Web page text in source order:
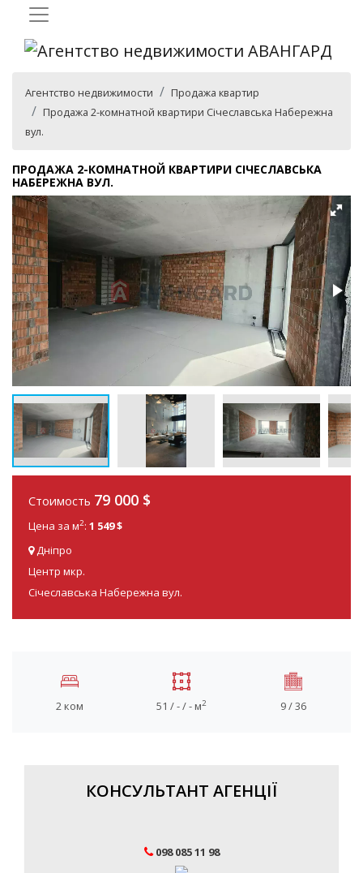
Агентство недвижимости
Продажа квартир
Продажа 2-комнатной квартири Січеславська Набережна
вул.
ПРОДАЖА 2-КОМНАТНОЙ КВАРТИРИ СІЧЕСЛАВСЬКА
НАБЕРЕЖНА ВУЛ.
Стоимость 79 000 $
Цена за м2: 1 549 $
Дніпро
Центр мкр.
Січеславська Набережна вул.
2 ком 51 / - / - м2 9 / 36
КОНСУЛЬТАНТ АГЕНЦІЇ
098 085 11 98